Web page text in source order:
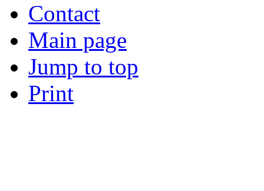
Contact
Main page
Jump to top
Print